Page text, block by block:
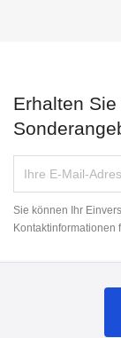
Erhalten
Sie können Ihr
Kontaktinformationen